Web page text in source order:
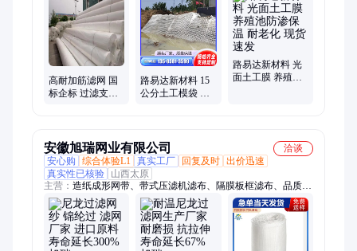
排水板、聚乙烯、防水毯、模袋布、椰丝毯、20高凹凸、3d固土
垫、检测标准、复合两布、水泥膜袋、绿化施工、塑料格栅
高耐加筋滤网 国
标企标 过滤支撑
路易达新材料 15
公分土工模袋 填
路易达新材料 光
面土工膜 养殖池
安徽旭瑞网业有限公司
洽谈
安心购
综合体验L1 真实工厂 回复及时 出价迅速
真实性已核验
山西太原
主营： 造纸成形网带、带式压滤机滤布、隔膜板框滤布、品质滤
布